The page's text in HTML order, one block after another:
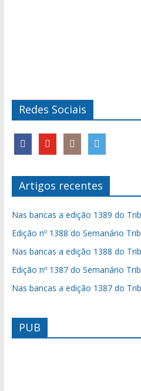
Redes Sociais
Artigos recentes
Nas bancas a edição 1389 do
Edição nº 1388 do Semanário
Nas bancas a edição 1388 do
Edição nº 1387 do Semanário
Nas bancas a edição 1387 do
PUB